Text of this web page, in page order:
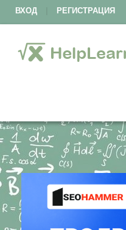
ВХОД РЕГИСТРАЦИЯ